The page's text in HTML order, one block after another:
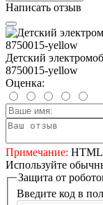
Написать отзыв
Детский
8750015-yellow
Оценка:
Примечание: HTML
Используйте
Защита от
Введите код в